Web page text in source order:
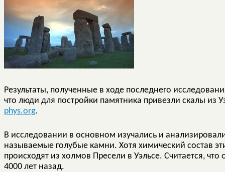
Результаты, полученные в ходе последнего
что люди для постройки памятника привезли скалы из
phys.org.
В исследовании в основном изучались и
называемые голубые камни. Хотя химический состав
происходят из холмов Пресели в Уэльсе. Считается,
4000 лет назад.